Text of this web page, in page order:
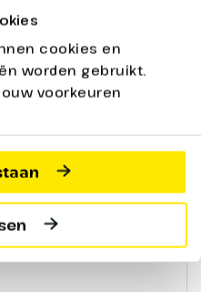
cookies en
worden gebruikt.
voorkeuren
ca. € 5,53 per
(vanaf 18 jaar)
(bij boeking